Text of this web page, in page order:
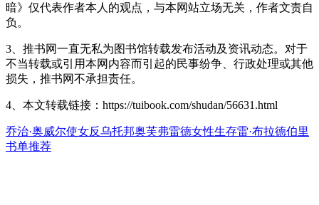
暗》仅代表作者本人的观点，与本网站立场无关，作者文责自
负。
3、推书网一直无私为图书馆转载发布活动及资讯动态。对于
不当转载或引用本网内容而引起的民事纷争、行政处理或其他
损失，推书网不承担责任。
4、本文转载链接：https://tuibook.com/shudan/56631.html
乔治·奥威尔使女反乌托邦奥芙弗雷德女性生存雷·布拉德伯里
书单推荐